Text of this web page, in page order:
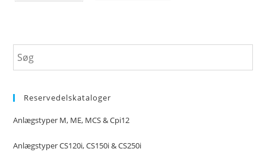
varesiden
Reservedelskataloger
Anlægstyper M, ME, MCS & Cpi12
Anlægstyper CS120i, CS150i & CS250i